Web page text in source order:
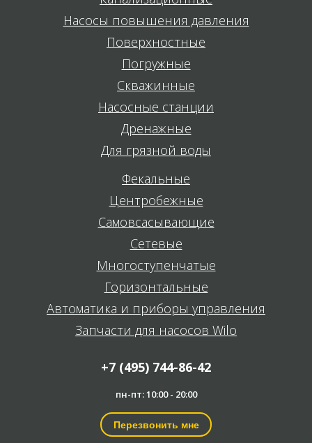
Насосы повышения давления
Поверхностные
Погружные
Скважинные
Насосные станции
Дренажные
Для грязной воды
Фекальные
Центробежные
Самовсасывающие
Сетевые
Многоступенчатые
Горизонтальные
Автоматика и приборы управления
Запчасти для насосов Wilo
+7 (495) 744-86-42
пн-пт: 10:00 - 20:00
Перезвонить мне